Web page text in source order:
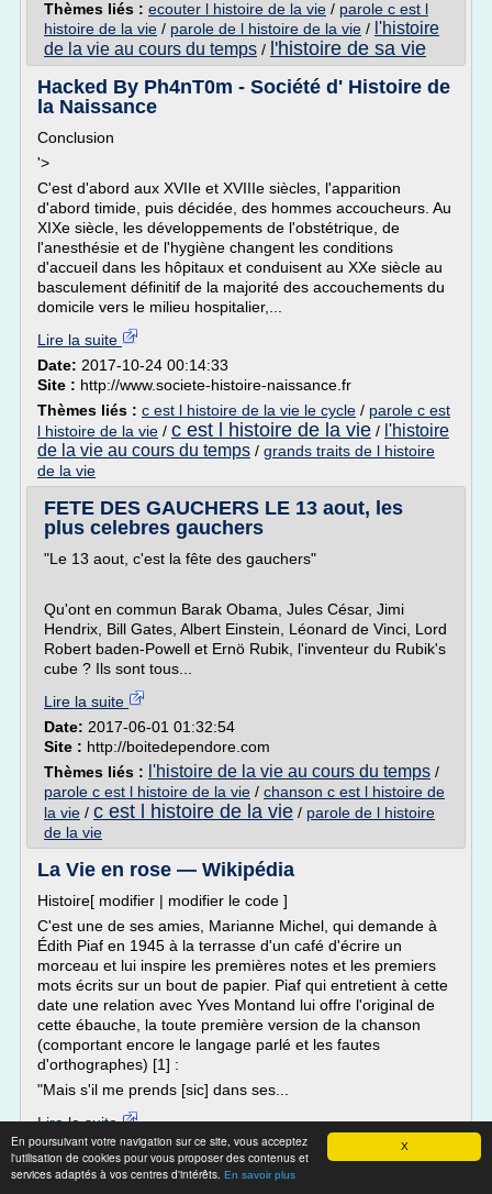
X
En poursuivant votre navigation sur ce site, vous acceptez
l'utilisation de cookies pour vous proposer des contenus et
services adaptés à vos centres d'intérêts. En savoir plus
Thèmes liés : ecouter l histoire de la vie / parole c est l
histoire de la vie / parole de l histoire de la vie / l'histoire
de la vie au cours du temps / l'histoire de sa vie
Hacked By Ph4nT0m - Société d' Histoire de
la Naissance
Conclusion
'>
C'est d'abord aux XVIIe et XVIIIe siècles, l'apparition
d'abord timide, puis décidée, des hommes accoucheurs. Au
XIXe siècle, les développements de l'obstétrique, de
l'anesthésie et de l'hygiène changent les conditions
d'accueil dans les hôpitaux et conduisent au XXe siècle au
basculement définitif de la majorité des accouchements du
domicile vers le milieu hospitalier,...
Lire la suite
Date: 2017-10-24 00:14:33
Site : http://www.societe-histoire-naissance.fr
Thèmes liés : c est l histoire de la vie le cycle / parole c est
l histoire de la vie / c est l histoire de la vie / l'histoire
de la vie au cours du temps / grands traits de l histoire
de la vie
FETE DES GAUCHERS LE 13 aout, les
plus celebres gauchers
"Le 13 aout, c'est la fête des gauchers"
Qu'ont en commun Barak Obama, Jules César, Jimi
Hendrix, Bill Gates, Albert Einstein, Léonard de Vinci, Lord
Robert baden-Powell et Ernö Rubik, l'inventeur du Rubik's
cube ? Ils sont tous...
Lire la suite
Date: 2017-06-01 01:32:54
Site : http://boitedependore.com
Thèmes liés : l'histoire de la vie au cours du temps /
parole c est l histoire de la vie / chanson c est l histoire de
la vie / c est l histoire de la vie / parole de l histoire
de la vie
La Vie en rose — Wikipédia
Histoire[ modifier | modifier le code ]
C'est une de ses amies, Marianne Michel, qui demande à
Édith Piaf en 1945 à la terrasse d'un café d'écrire un
morceau et lui inspire les premières notes et les premiers
mots écrits sur un bout de papier. Piaf qui entretient à cette
date une relation avec Yves Montand lui offre l'original de
cette ébauche, la toute première version de la chanson
(comportant encore le langage parlé et les fautes
d'orthographes) [1] :
"Mais s'il me prends [sic] dans ses...
Lire la suite
Date:2017-10-22 10:27:18
Site :https://fr.wikipedia.org